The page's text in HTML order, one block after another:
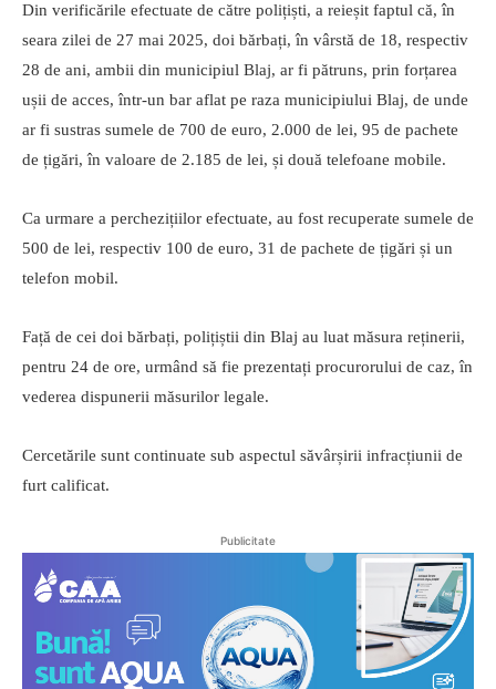
Din verificările efectuate de către polițiști, a reieșit faptul că, în
seara zilei de 27 mai 2025, doi bărbați, în vârstă de 18, respectiv
28 de ani, ambii din municipiul Blaj, ar fi pătruns, prin forțarea
ușii de acces, într-un bar aflat pe raza municipiului Blaj, de unde
ar fi sustras sumele de 700 de euro, 2.000 de lei, 95 de pachete
de țigări, în valoare de 2.185 de lei, și două telefoane mobile.
Ca urmare a perchezițiilor efectuate, au fost recuperate sumele de
500 de lei, respectiv 100 de euro, 31 de pachete de țigări și un
telefon mobil.
Față de cei doi bărbați, polițiștii din Blaj au luat măsura reținerii,
pentru 24 de ore, urmând să fie prezentați procurorului de caz, în
vederea dispunerii măsurilor legale.
Cercetările sunt continuate sub aspectul săvârșirii infracțiunii de
furt calificat.
Publicitate